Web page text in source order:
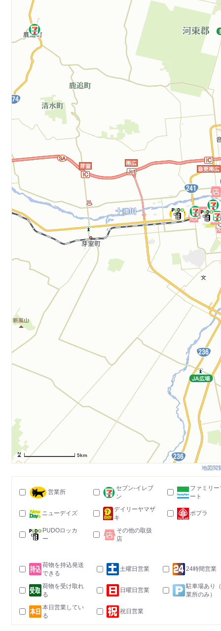
5km
地図閲
営業所
セブン-イレブ
ン
ファミリー
ート
ニューデイズ
デイリーヤマザ
キ
ポプラ
PUDOロッカ
ー
その他の取扱
店
荷物を持込発送
できる
土曜日営業 24時間営業
荷物を受け取れ
る
日曜日営業
駐車場あり
業所のみ）
本日営業してい
る
祝日営業